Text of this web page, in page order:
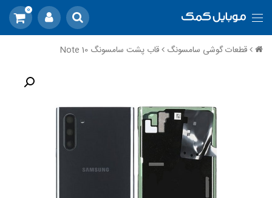
0
قطعات گوشی سامسونگ قاب پشت سامسونگ Note 10